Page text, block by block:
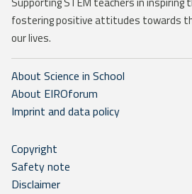
fostering positive attitudes towards
our lives.
About Science in School
About EIROforum
Imprint and data policy
Copyright
Safety note
Disclaimer